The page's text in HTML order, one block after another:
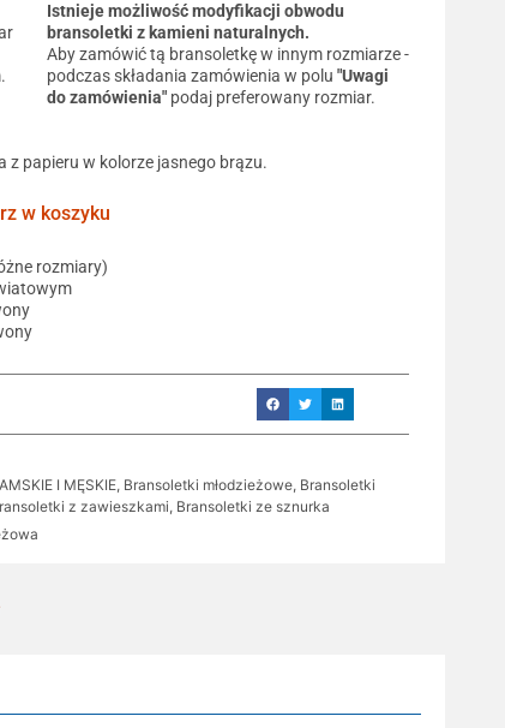
Istnieje możliwość modyfikacji obwodu
bransoletki z kamieni naturalnych.
Aby zamówić tą bransoletkę w innym rozmiarze -
podczas składania zamówienia w polu "Uwagi
do zamówienia"podaj preferowany rozmiar.
z papieru w kolorze jasnego brązu.
w koszyku
rozmiary)
I MĘSKIE, Bransoletki młodzieżowe, Bransoletki
z zawieszkami, Bransoletki ze sznurka